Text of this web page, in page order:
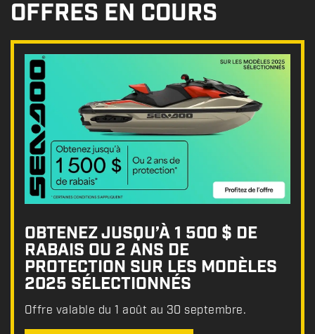
OFFRES EN COURS
OBTENEZ JUSQU’À 1 500 $ DE
RABAIS OU 2 ANS DE
PROTECTION SUR LES MODÈLES
2025 SÉLECTIONNÉS
Offre valable du 1 août au 30 septembre.